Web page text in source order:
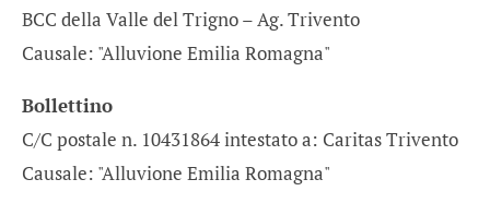
BCC della Valle del Trigno – Ag. Trivento
Causale: "Alluvione Emilia Romagna"
Bollettino
C/C postale n. 10431864 intestato a: Caritas Trivento
Causale: "Alluvione Emilia Romagna"